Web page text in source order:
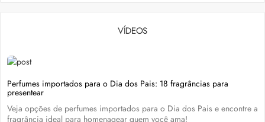
VÍDEOS
Perfumes importados para o Dia dos Pais: 18 fragrâncias para
presentear
Veja opções de perfumes importados para o Dia dos Pais e encontre a
fragrância ideal para homenagear quem você ama!